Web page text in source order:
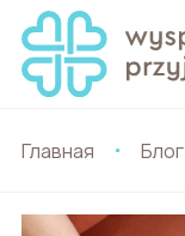
Главная Блог